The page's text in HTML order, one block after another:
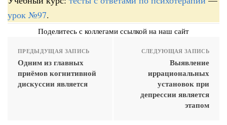
урок №97.
Поделитесь с коллегами ссылкой на наш сайт
ПРЕДЫДУЩАЯ ЗАПИСЬ
Одним из главных
приёмов когнитивной
дискуссии является
СЛЕДУЮЩАЯ ЗАПИСЬ
Выявление
иррациональных
установок при
депрессии является
этапом